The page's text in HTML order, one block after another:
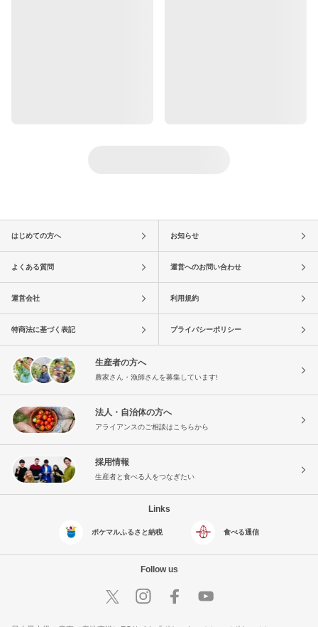
はじめての方へ お知らせ
よくある質問 運営へのお問い合わせ
運営会社 利用規約
特商法に基づく表記 プライバシーポリシー
生産者の方へ
農家さん・漁師さんを募集しています!
法人・自治体の方へ
アライアンスのご相談はこちらから
採用情報
生産者と食べる人をつなぎたい
Links
ポケマルふるさと納税 食べる通信
Follow us